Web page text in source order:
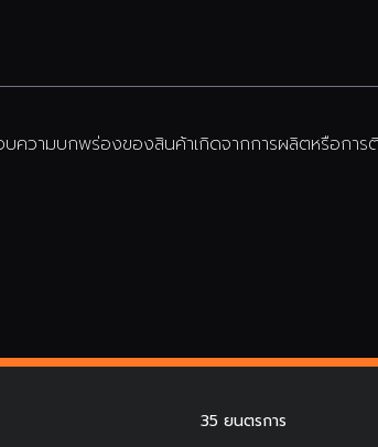
ความบกพร่องของสินค้าเกิดจากการผลิตหรือกา
35 ยนตรการ